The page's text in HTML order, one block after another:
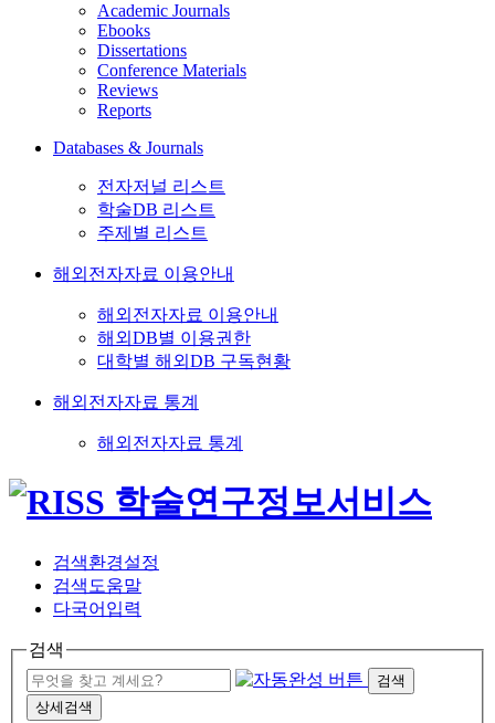
Academic Journals
Ebooks
Dissertations
Conference Materials
Reviews
Reports
Databases & Journals
전자저널 리스트
학술DB 리스트
주제별 리스트
해외전자자료 이용안내
해외전자자료 이용안내
해외DB별 이용권한
대학별 해외DB 구독현황
해외전자자료 통계
해외전자자료 통계
검색환경설정
검색도움말
다국어입력
검색
검색
상세검색